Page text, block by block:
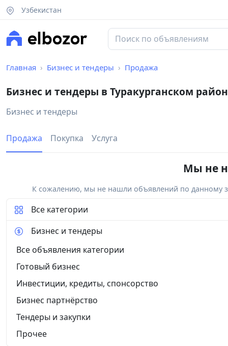
Узбекистан
Главная Бизнес и тендеры Продажа
Бизнес и тендеры в Туракурганском
Бизнес и тендеры
Продажа Покупка Услуга
Мы не
К сожалению, мы не нашли объявлений по данному
Все категории
Бизнес и тендеры
Все объявления категории
Готовый бизнес
Инвестиции, кредиты, спонсорство
Бизнес партнёрство
Тендеры и закупки
Прочее